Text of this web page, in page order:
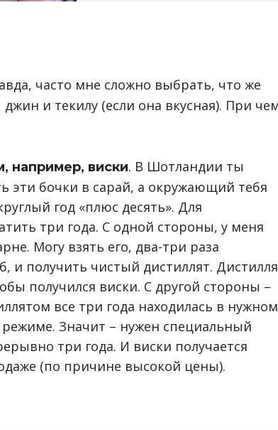
часто мне сложно выбрать, что же
и текилу (если она вкусная). При
например, виски. В Шотландии ты
эти бочки в сарай, а окружающий тебя
год «плюс десять». Для
три года. С одной стороны, у меня
Могу взять его, два-три раза
и получить чистый дистиллят.
получился виски. С другой стороны –
все три года находилась в нужном
Значит – нужен специальный
три года. И виски получается
(по причине высокой цены).